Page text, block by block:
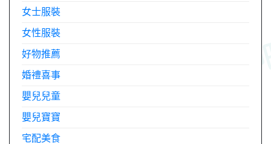
女士服裝
女性服裝
好物推薦
婚禮喜事
嬰兒兒童
嬰兒寶寶
宅配美食